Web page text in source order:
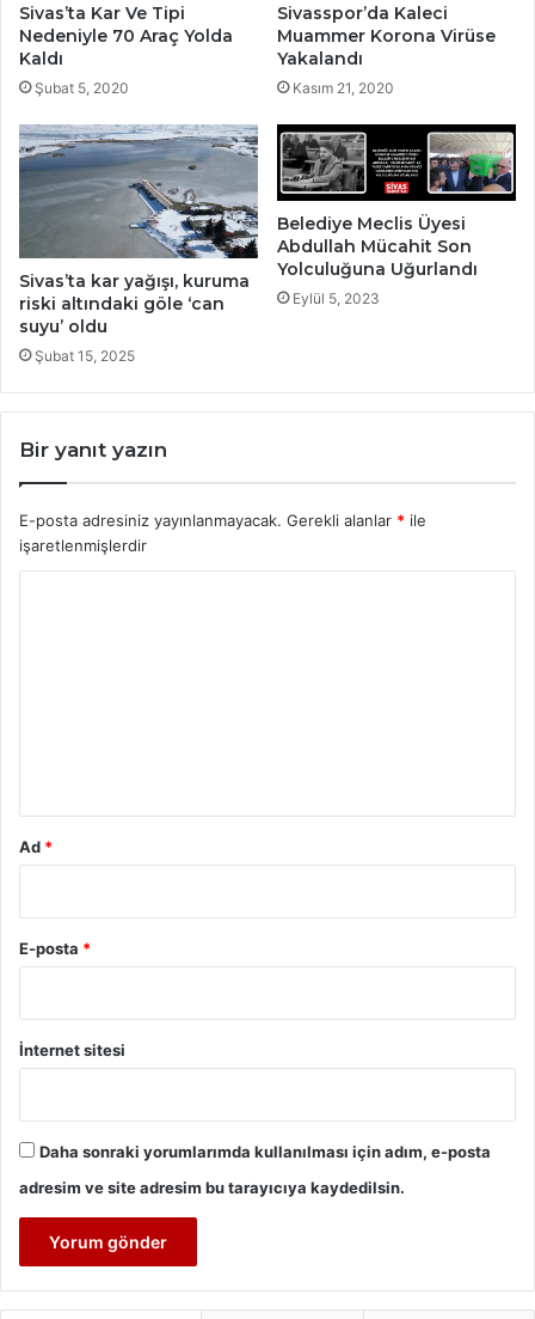
Sivas’ta Kar Ve Tipi
Nedeniyle 70 Araç Yolda
Kaldı
Şubat 5, 2020
Sivasspor’da Kaleci
Muammer Korona Virüse
Yakalandı
Kasım 21, 2020
Sivas’ta kar yağışı, kuruma
riski altındaki göle ‘can
suyu’ oldu
Şubat 15, 2025
Belediye Meclis Üyesi
Abdullah Mücahit Son
Yolculuğuna Uğurlandı
Eylül 5, 2023
Bir yanıt yazın
E-posta adresiniz yayınlanmayacak. Gerekli alanlar * ile
işaretlenmişlerdir
Ad *
E-posta *
İnternet sitesi
Daha sonraki yorumlarımda kullanılması için adım, e-posta
adresim ve site adresim bu tarayıcıya kaydedilsin.